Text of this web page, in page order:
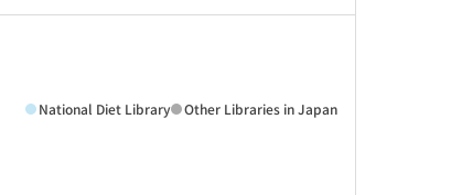
National Diet Library Other Libraries in Japan